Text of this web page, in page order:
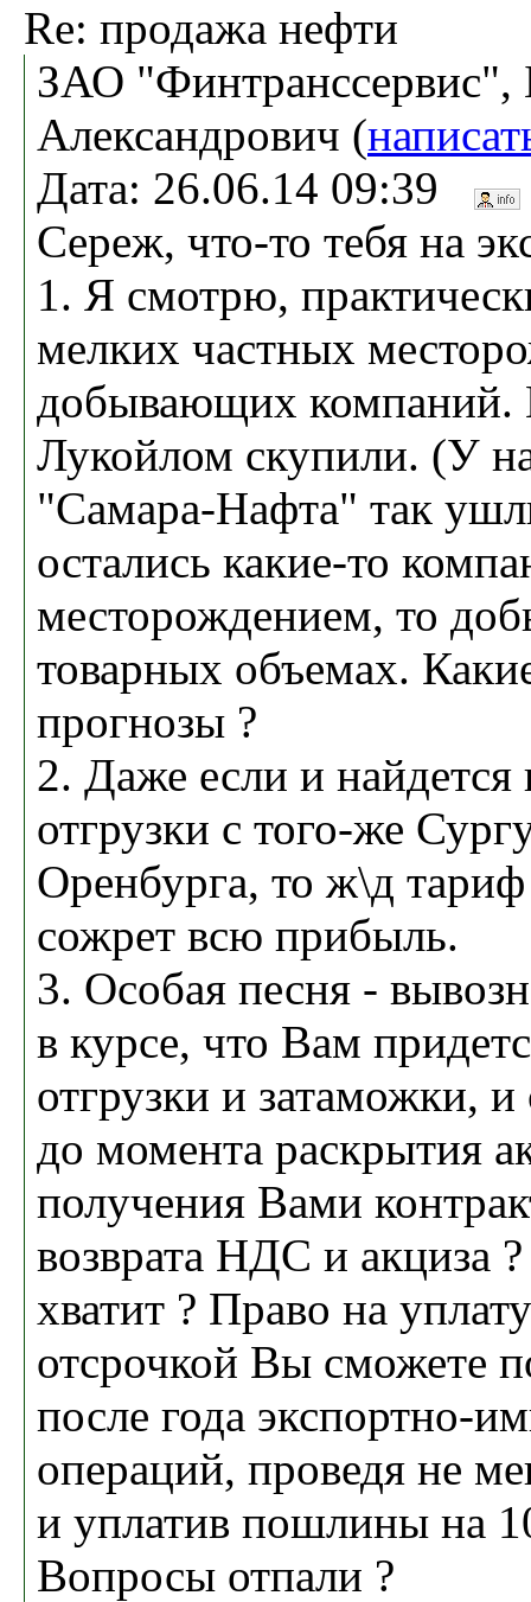
Re: продажа нефти
ЗАО "Финтранссервис",
Александрович (
Дата: 26.06.14 09:39
Сереж, что-то тебя на
1. Я смотрю,
мелких частных
добывающих компаний.
Лукойлом скупили. (У
"Самара-Нафта" так
остались какие-то
месторождением, то
товарных объемах.
прогнозы ?
2. Даже если и найдется
отгрузки с того-же
Оренбурга, то ж\д
сожрет всю прибыль.
3. Особая песня -
в курсе, что Вам
отгрузки и затаможки, и
до момента раскрытия
получения Вами
возврата НДС и акциза
хватит ? Право на
отсрочкой Вы сможете
после года экспортно-
операций, проведя не
и уплатив пошлины на
Вопросы отпали ?